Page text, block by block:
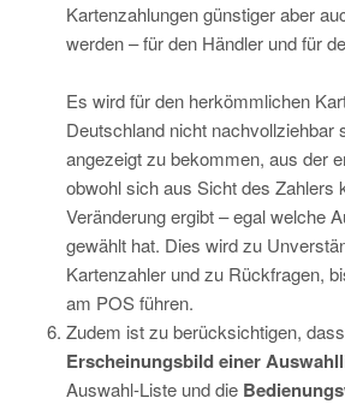
Kartenzahlungen günstiger aber
werden – für den Händler und für
Es wird für den herkömmlichen
Deutschland nicht nachvollziehbar
angezeigt zu bekommen, aus der
obwohl sich aus Sicht des Zahlers
Veränderung ergibt – egal welche
gewählt hat. Dies wird zu
Kartenzahler und zu Rückfragen,
am POS führen.
Zudem ist zu berücksichtigen, dass
Erscheinungsbild einer
Auswahl-Liste und die